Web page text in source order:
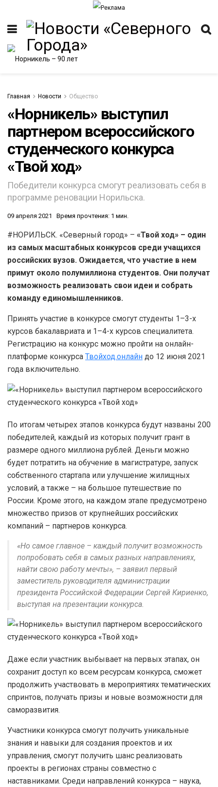
Главная Новости Общество
«Норникель» выступил
партнером всероссийского
студенческого конкурса
«Твой ход»
Победители конкурса смогут реализовать себя в
программе реновации Норильска.
09 апреля 2021 Время прочтения: 1 мин.
#НОРИЛЬСК. «Северный город» – «Твой ход» – один
из самых масштабных конкурсов среди учащихся
российских вузов. Ожидается, что участие в нем
примут около полумиллиона студентов. Они получат
возможность реализовать свои идеи и собрать
команду единомышленников.
Принять участие в конкурсе смогут студенты 1–3-х
курсов бакалавриата и 1–4-х курсов специалитета.
Регистрацию на конкурс можно пройти на онлайн-
платформе конкурса Твойход.онлайн до 12 июня 2021
года включительно.
По итогам четырех этапов конкурса будут названы 200
победителей, каждый из которых получит грант в
размере одного миллиона рублей. Деньги можно
будет потратить на обучение в магистратуре, запуск
собственного стартапа или улучшение жилищных
условий, а также – на большое путешествие по
России. Кроме этого, на каждом этапе предусмотрено
множество призов от крупнейших российских
компаний – партнеров конкурса.
«Но самое главное – каждый получит возможность
попробовать себя в самых разных направлениях,
найти свою работу мечты», – заявил первый
заместитель руководителя администрации
президента Российской Федерации Сергей Кириенко,
выступая на презентации конкурса.
Даже если участник выбывает на первых этапах, он
сохранит доступ ко всем ресурсам конкурса, сможет
продолжить участвовать в мероприятиях тематических
спринтов, получать призы и новые возможности для
саморазвития.
Участники конкурса смогут получить уникальные
знания и навыки для создания проектов и их
управления, смогут получить шанс реализовать
проекты в регионах страны совместно с
наставниками. Среди направлений конкурса – наука,